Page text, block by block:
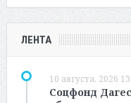
ЛЕНТА
10 августа, 2026
Соцфонд